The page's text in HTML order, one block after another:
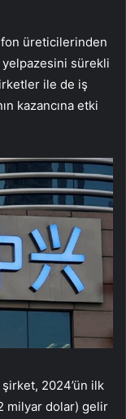
üreticilerinden
yelpazesini sürekli
ile de iş
kazancına etki
2024’ün ilk
milyar dolar) gelir